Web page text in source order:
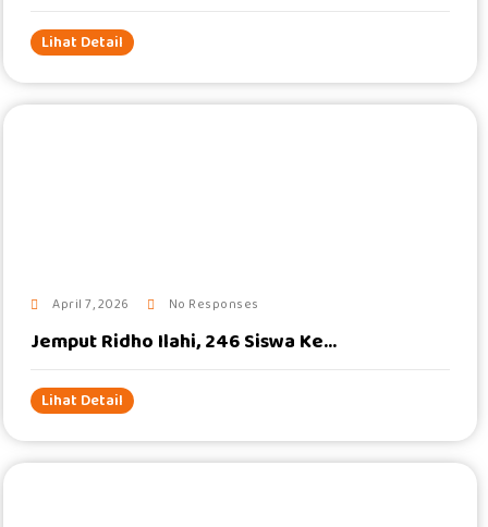
Lihat Detail
April 7, 2026 No Responses
Jemput Ridho Ilahi, 246 Siswa Ke...
Lihat Detail